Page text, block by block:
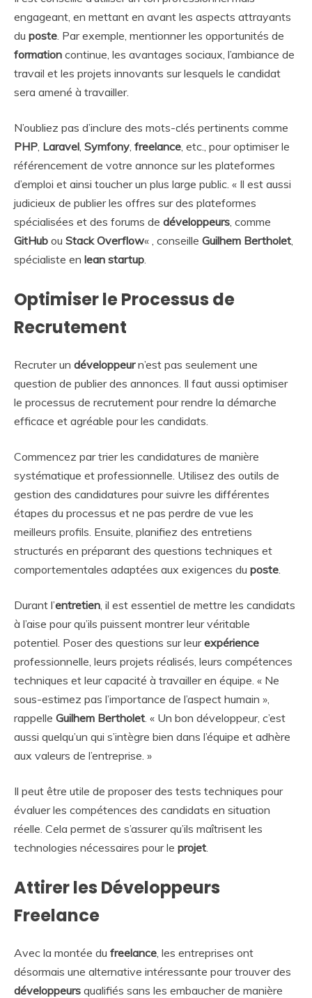
engageant, en mettant en avant les aspects attrayants
du poste . Par exemple, mentionner les opportunités de
formation continue, les avantages sociaux, l’ambiance de
travail et les projets innovants sur lesquels le candidat
sera amené à travailler.
N’oubliez pas d’inclure des mots-clés pertinents comme
PHP Laravel Symfony freelance , etc., pour optimiser le
référencement de votre annonce sur les plateformes
d’emploi et ainsi toucher un plus large public. « Il est aussi
judicieux de publier les offres sur des plateformes
spécialisées et des forums de développeurs , comme
GitHub ou Stack Overflow« , conseille Guilhem Bertholet
spécialiste en lean startup
Optimiser le Processus de
Recrutement
Recruter un développeurn’est pas seulement une
question de publier des annonces. Il faut aussi optimiser
le processus de recrutement pour rendre la démarche
efficace et agréable pour les candidats.
Commencez par trier les candidatures de manière
systématique et professionnelle. Utilisez des outils de
gestion des candidatures pour suivre les différentes
étapes du processus et ne pas perdre de vue les
meilleurs profils. Ensuite, planifiez des entretiens
structurés en préparant des questions techniques et
comportementales adaptées aux exigences du poste
Durant l’entretien , il est essentiel de mettre les candidats
à l’aise pour qu’ils puissent montrer leur véritable
potentiel. Poser des questions sur leurexpérience
professionnelle, leurs projets réalisés, leurs compétences
techniques et leur capacité à travailler en équipe. « Ne
sous-estimez pas l’importance de l’aspect humain »,
rappelle Guilhem Bertholet . « Un bon développeur, c’est
aussi quelqu’un qui s’intègre bien dans l’équipe et adhère
aux valeurs de l’entreprise. »
Il peut être utile de proposer des tests techniques pour
évaluer les compétences des candidats en situation
réelle. Cela permet de s’assurer qu’ils maîtrisent les
technologies nécessaires pour le projet
Attirer les Développeurs
Freelance
Avec la montée du freelance , les entreprises ont
désormais une alternative intéressante pour trouver des
développeurs qualifiés sans les embaucher de manière